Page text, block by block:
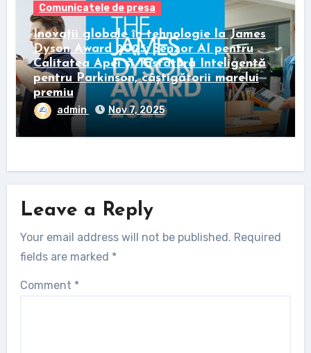
Comunicatele de presa
Inovații globale în tehnologie la James
Dyson Award 2025: Senzor AI pentru
Calitatea Apei și Tastatura Inteligentă
pentru Parkinson, câștigătorii marelui
premiu
admin Nov 7, 2025
Leave a Reply
Your email address will not be published. Required
fields are marked *
Comment *